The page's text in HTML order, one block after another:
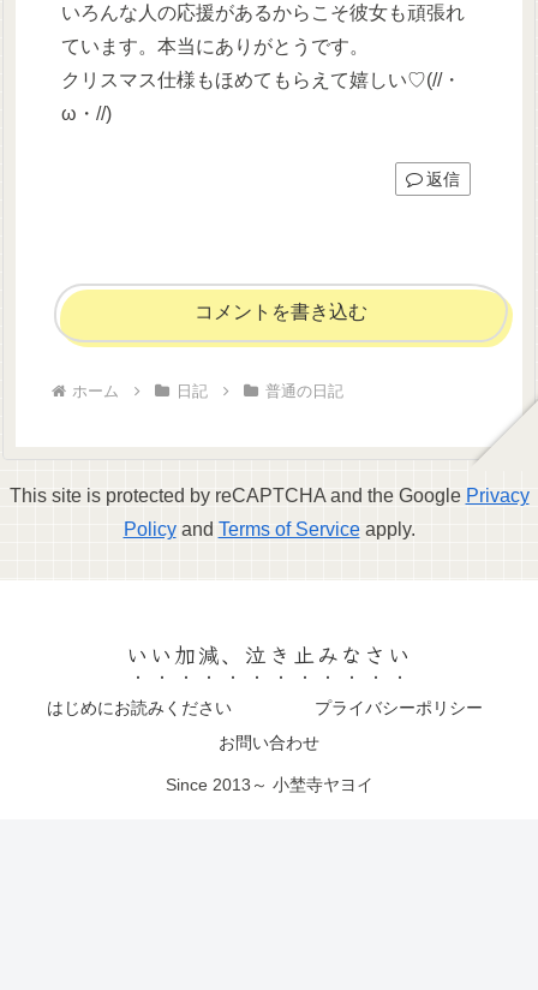
いろんな人の応援があるからこそ彼女も頑張れ
ています。本当にありがとうです。
クリスマス仕様もほめてもらえて嬉しい♡(//・
ω・//)
返信
コメントを書き込む
ホーム 日記 普通の日記
This site is protected by reCAPTCHA and the Google Privacy
Policyand Terms of Serviceapply.
いい加減、泣き止みなさい
はじめにお読みください
プライバシーポリシー
お問い合わせ
Since 2013～ 小埜寺ヤヨイ